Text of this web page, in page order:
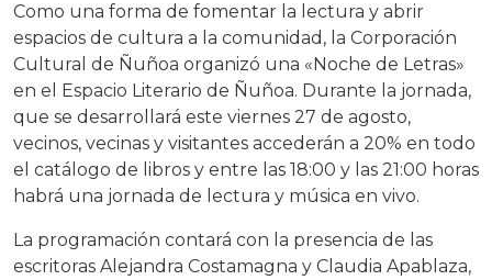
Como una forma de fomentar la lectura y abrir
espacios de cultura a la comunidad, la Corporación
Cultural de Ñuñoa organizó una «Noche de Letras»
en el Espacio Literario de Ñuñoa. Durante la jornada,
que se desarrollará este viernes 27 de agosto,
vecinos, vecinas y visitantes accederán a 20% en todo
el catálogo de libros y entre las 18:00 y las 21:00 horas
habrá una jornada de lectura y música en vivo.
La programación contará con la presencia de las
escritoras Alejandra Costamagna y Claudia Apablaza,